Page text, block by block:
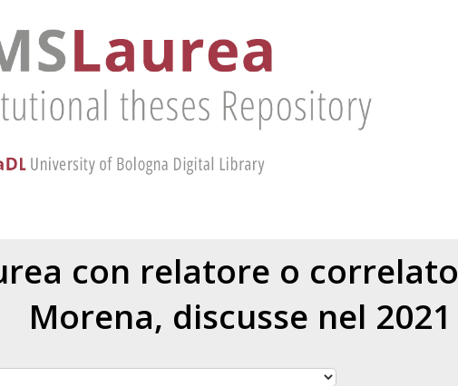
con relatore o
Morena, discusse nel 2021